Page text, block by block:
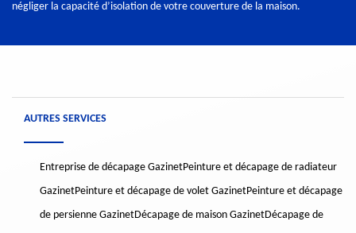
négliger la capacité d’isolation de votre couverture de la maison.
AUTRES SERVICES
Entreprise de décapage GazinetPeinture et décapage de radiateur
GazinetPeinture et décapage de volet GazinetPeinture et décapage
de persienne GazinetDécapage de maison GazinetDécapage de